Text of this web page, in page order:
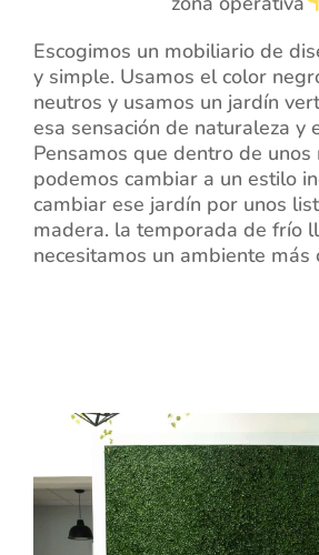
Escogimos un mobiliario de
y simple. Usamos el color
neutros y usamos un jardín
esa sensación de naturaleza y
Pensamos que dentro de unos
podemos cambiar a un estilo
cambiar ese jardín por unos
madera. la temporada de frío
necesitamos un ambiente más